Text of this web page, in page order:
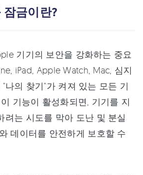
잠금이란?
기기의 보안을 강화하는 중요
iPad, Apple Watch, Mac, 심지
나의 찾기"가 켜져 있는 모든 기
기능이 활성화되면, 기기를 지
려는 시도를 막아 도난 및 분실
데이터를 안전하게 보호할 수